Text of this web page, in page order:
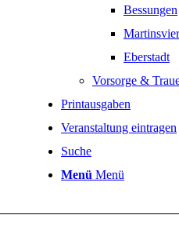
Bessungen
Eberstadt
Vorsorge &
Printausgaben
Veranstaltung eintragen
Suche
Menü Menü